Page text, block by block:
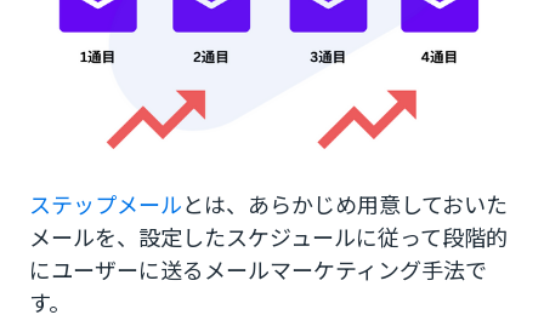
4.メール本文を作成する
5.配信設定を行なう
6.効果検証・改善する
【1通目】お礼、購読するメリット
【2通目】自己紹介
ステップメールとは、あらかじめ用意しておいた
メールを、設定したスケジュールに従って段階的
にユーザーに送るメールマーケティング手法で
す。